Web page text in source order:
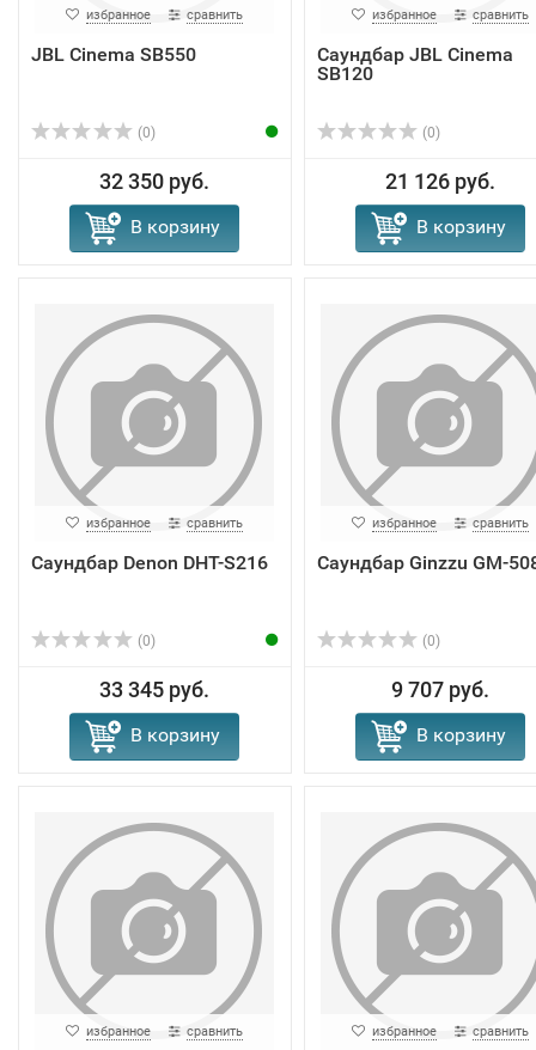
избранное сравнить
JBL Cinema SB550
(0)
32 350 руб.
В корзину
избранное сравнить
Саундбар JBL Cinema
SB120
(0)
21 126 руб.
В корзину
избранное сравнить
Саундбар Denon DHT-S216
(0)
33 345 руб.
В корзину
избранное сравнить
Саундбар Ginzzu GM-
(0)
9 707 руб.
В корзину
избранное сравнить избранное сравнить